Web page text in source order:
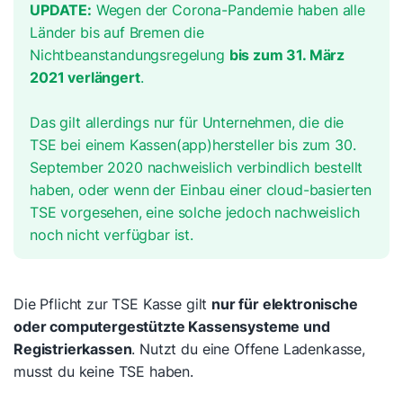
UPDATE: Wegen der Corona-Pandemie haben alle
Länder bis auf Bremen die
Nichtbeanstandungsregelung bis zum 31. März
2021 verlängert.
Das gilt allerdings nur für Unternehmen, die die
TSE bei einem Kassen(app)hersteller bis zum 30.
September 2020 nachweislich verbindlich bestellt
haben, oder wenn der Einbau einer cloud-basierten
TSE vorgesehen, eine solche jedoch nachweislich
noch nicht verfügbar ist.
Die Pflicht zur TSE Kasse gilt nur für elektronische
oder computergestützte Kassensysteme und
Registrierkassen. Nutzt du eine Offene Ladenkasse,
musst du keine TSE haben.